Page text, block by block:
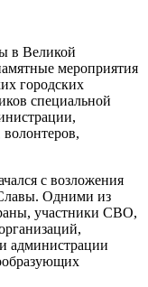
в Великой
мероприятия
городских
специальной
с возложения
Одними из
участники СВО,
администрации